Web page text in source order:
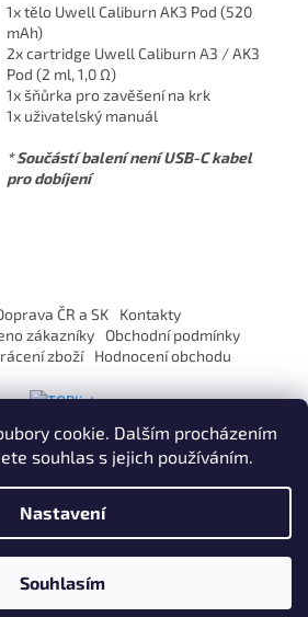
cookie. Dalším procházením
souhlas s jejich používáním.
Nastavení
Souhlasím
1x tělo Uwell Caliburn AK3 Pod (520
mAh)
2x cartridge Uwell Caliburn A3 / AK3
Pod (2 ml, 1,0 Ω)
1x šňůrka pro zavěšení na krk
1x uživatelský manuál
* Součástí balení není USB-C kabel
pro dobíjení
ČR a SK
Kontakty
zákazníky
Obchodní podmínky
zboží
Hodnocení obchodu